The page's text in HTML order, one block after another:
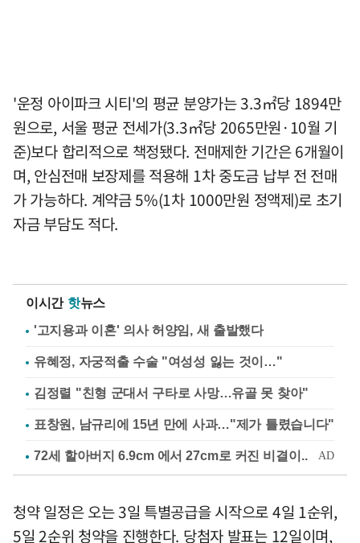
'운정 아이파크 시티'의 평균 분양가는 3.3㎡당 1894만
원으로, 서울 평균 전세가(3.3㎡당 2065만원·10월 기
준)보다 합리적으로 책정됐다. 전매제한 기간은 6개월이
며, 안심전매 보장제를 적용해 1차 중도금 납부 전 전매
가 가능하다. 계약금 5%(1차 1000만원 정액제)로 초기
자금 부담도 적다.
이시간 핫뉴스
'고지용과 이혼' 의사 허양임, 새 출발했다
유혜정, 자궁적출 수술 "여성성 잃는 것이…"
김정렬 "친형 군대서 구타로 사망…유골 못 찾아"
표창원, 남규리에 15년 만에 사과…"제가 틀렸습니다"
청약 일정은 오는 3일 특별공급을 시작으로 4일 1순위,
5일 2순위 청약을 진행한다. 당첨자 발표는 12일이며,